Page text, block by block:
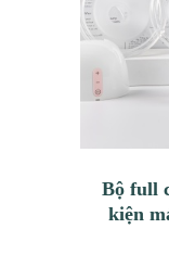
Bộ full
kiện